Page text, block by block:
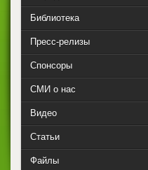
Библиотека
Пресс-релизы
Спонсоры
СМИ о нас
Видео
Статьи
Файлы